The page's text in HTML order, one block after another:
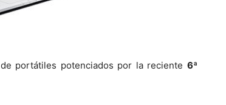
de portátiles potenciados por la reciente 6ª